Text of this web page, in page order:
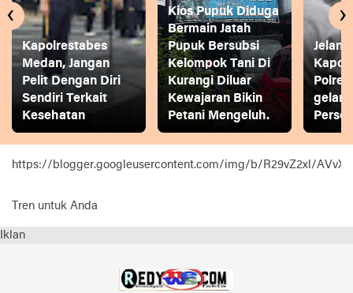
Kapolrestabes
Medan, Jangan
Pelit Dengan Diri
Sendiri Terkait
Kesehatan
Kios Pupuk Diduga
Bermain Jatah
Pupuk Bersubsi
Kelompok Tani Di
Kurangi Diluar
Kewajaran Bikin
Petani Mengeluh.
gelar
‹ ›
https://blogger.googleusercontent.com/img/b/R29vZ2xl/
Tren untuk Anda
Iklan